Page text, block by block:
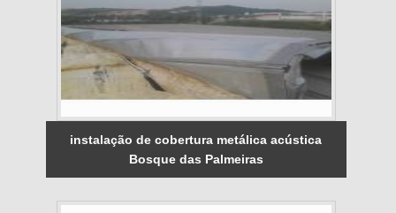
instalação de cobertura metálica acústica
Bosque das Palmeiras